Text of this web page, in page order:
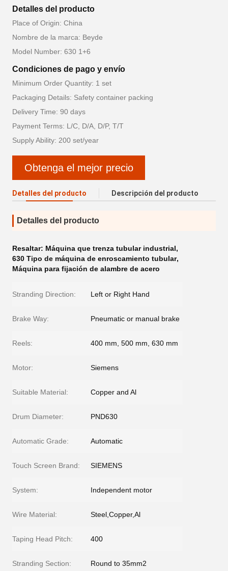
Detalles del producto
Place of Origin: China
Nombre de la marca: Beyde
Model Number: 630 1+6
Condiciones de pago y envío
Minimum Order Quantity: 1 set
Packaging Details: Safety container packing
Delivery Time: 90 days
Payment Terms: L/C, D/A, D/P, T/T
Supply Ability: 200 set/year
Obtenga el mejor precio
Detalles del producto Descripción del producto
Detalles del producto
Resaltar: Máquina que trenza tubular industrial,
630 Tipo de máquina de enroscamiento tubular,
Máquina para fijación de alambre de acero
Stranding Direction: Left or Right Hand
Brake Way: Pneumatic or manual brake
Reels: 400 mm, 500 mm, 630 mm
Motor: Siemens
Suitable Material: Copper and Al
Drum Diameter: PND630
Automatic Grade: Automatic
Touch Screen Brand: SIEMENS
System: Independent motor
Wire Material: Steel,Copper,Al
Taping Head Pitch: 400
Stranding Section: Round to 35mm2